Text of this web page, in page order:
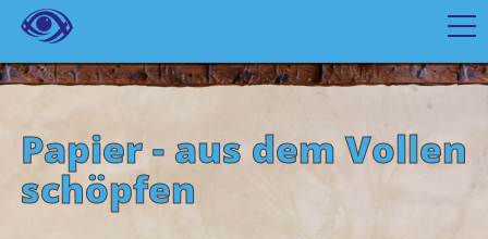
Papier - aus dem Vollen
schöpfen